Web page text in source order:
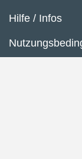
Hilfe / Infos